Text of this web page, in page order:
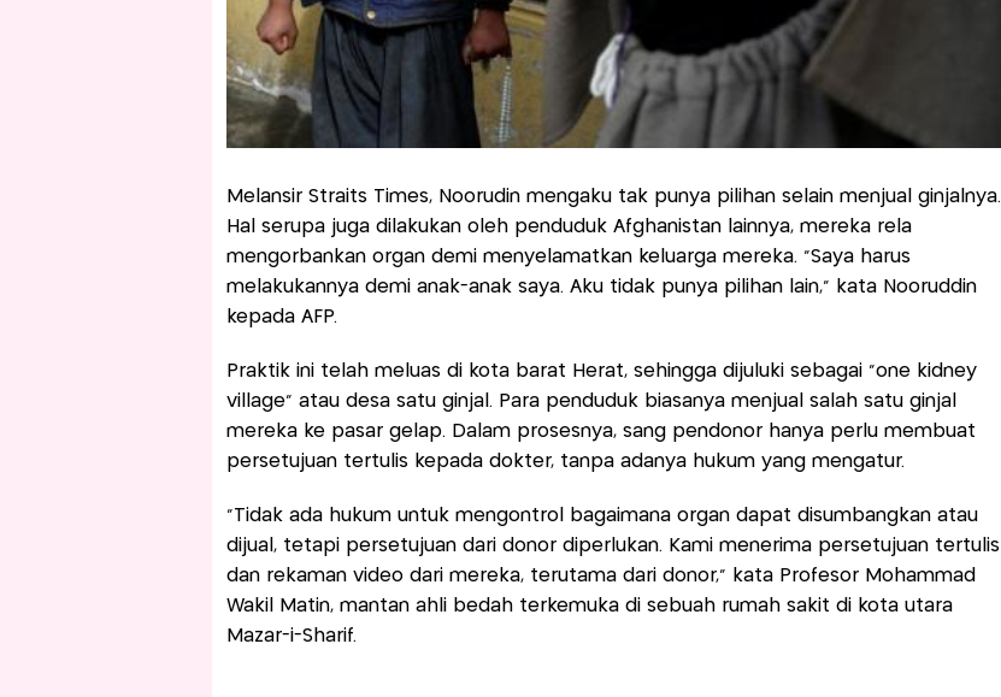
Melansir Straits Times, Noorudin mengaku tak punya pilihan selain menjual ginjalnya.
Hal serupa juga dilakukan oleh penduduk Afghanistan lainnya, mereka rela
mengorbankan organ demi menyelamatkan keluarga mereka. "Saya harus
melakukannya demi anak-anak saya. Aku tidak punya pilihan lain," kata Nooruddin
kepada AFP.
Praktik ini telah meluas di kota barat Herat, sehingga dijuluki sebagai "one kidney
village" atau desa satu ginjal. Para penduduk biasanya menjual salah satu ginjal
mereka ke pasar gelap. Dalam prosesnya, sang pendonor hanya perlu membuat
persetujuan tertulis kepada dokter, tanpa adanya hukum yang mengatur.
"Tidak ada hukum untuk mengontrol bagaimana organ dapat disumbangkan atau
dijual, tetapi persetujuan dari donor diperlukan. Kami menerima persetujuan tertulis
dan rekaman video dari mereka, terutama dari donor," kata Profesor Mohammad
Wakil Matin, mantan ahli bedah terkemuka di sebuah rumah sakit di kota utara
Mazar-i-Sharif.